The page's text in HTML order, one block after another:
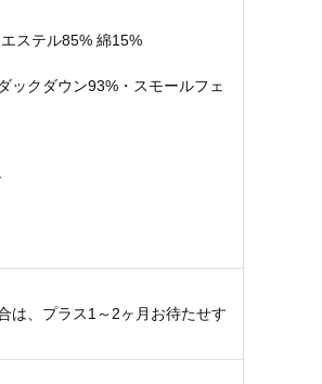
ステル85% 綿15%
ックダウン93%・スモールフェ
は、プラス1～2ヶ月お待たせす